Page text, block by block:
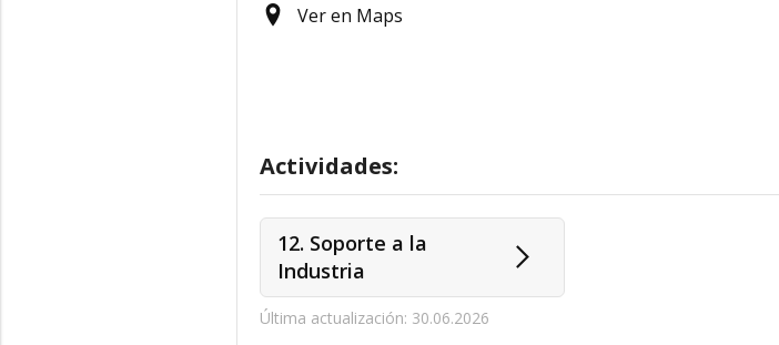
Ver en Maps
Actividades:
12. Soporte a la
Industria
Última actualización: 30.06.2026